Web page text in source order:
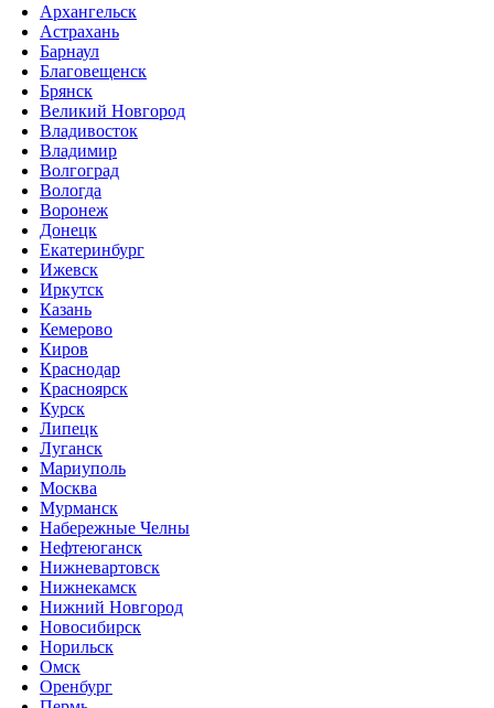
Архангельск
Астрахань
Барнаул
Благовещенск
Брянск
Великий Новгород
Владивосток
Владимир
Волгоград
Вологда
Воронеж
Донецк
Екатеринбург
Ижевск
Иркутск
Казань
Кемерово
Киров
Краснодар
Красноярск
Курск
Липецк
Луганск
Мариуполь
Москва
Мурманск
Набережные Челны
Нефтеюганск
Нижневартовск
Нижнекамск
Нижний Новгород
Новосибирск
Норильск
Омск
Оренбург